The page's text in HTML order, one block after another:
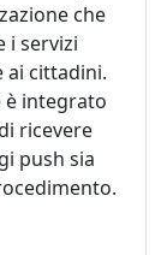
che
i servizi
ai cittadini.
è integrato
ricevere
push sia